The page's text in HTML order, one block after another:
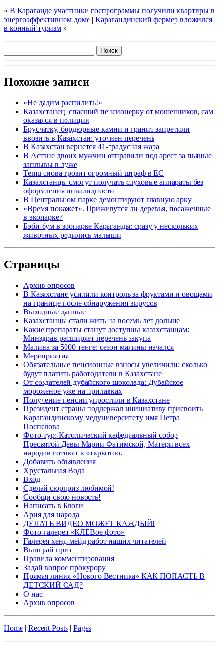
« В Караганде участники госпрограммы получили квартиры в
энергоэффективном доме | Карагандинский фермер вложился
в конный туризм »
Похожие записи
«Не дадим распилить!»
Казахстанец, спасший пенсионерку от мошенников, сам
оказался в полиции
Брусчатку, бордюрные камни и гранит запретили
ввозить в Казахстан: уточнен перечень
В Казахстан вернется 41-градусная жара
В Астане двоих мужчин отправили под арест за пьяные
заплывы в луже
Temu снова грозит огромный штраф в ЕС
Казахстанцы смогут получать слуховые аппараты без
оформления инвалидности
В Центральном парке демонтируют главную арку
«Время покажет». Приживутся ли деревья, посаженные
в экопарке?
Бэби-бум в зоопарке Караганды: сразу у нескольких
животных родились малыши
Страницы
Архив опросов
В Казахстане усилили контроль за фруктами и овощами
на границе после обнаружения вирусов
Выходные данные
Казахстанцы стали жить на восемь лет дольше
Какие препараты станут доступны казахстанцам:
Минздрав расширяет перечень закупа
Малина за 5000 тенге: сезон малины начался
Мероприятия
Обязательные пенсионные взносы увеличили: сколько
будут платить работодатели в Казахстане
От создателей дубайского шоколада: Дубайское
мороженое уже на прилавках
Получение пенсии упростили в Казахстане
Президент страны поддержал инициативу присвоить
Карагандинскому медуниверситету имя Петра
Поспелова
Фото-тур: Католический кафедральный собор
Пресвятой Девы Марии Фатимской, Матери всех
народов готовят к открытию.
Добавить объявления
Хрустальная Вода
Вход
Сделай сюрприз любимой!
Сообщи свою новость!
Написать в Блоги
Ария для народа
ДЕЛАТЬ ВИДЕО МОЖЕТ КАЖДЫЙ!
Фото-галерея «КЛЁВое фото»
Галерея хенд-мейд работ наших читателей
Выиграй приз
Правила комментирования
Задай вопрос прокурору
Прямая линия «Нового Вестника» КАК ПОПАСТЬ В
ДЕТСКИЙ САД?
О нас
Архив опросов
Home | Recent Posts | Pages